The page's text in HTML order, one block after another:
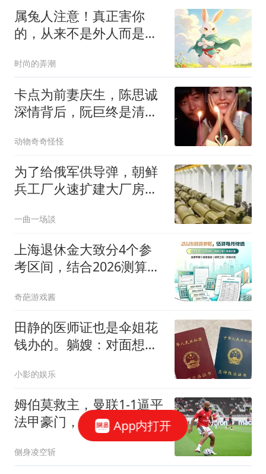
属兔人注意！真正害你
的，从来不是外人而是身
时尚的弄潮
卡点为前妻庆生，陈思诚
深情背后，阮巨终是清醒
动物奇奇怪怪
为了给俄军供导弹，朝鲜
兵工厂火速扩建大厂房，
一曲一场談
上海退休金大致分4个参
考区间，结合2026测算参
奇葩游戏酱
田静的医师证也是伞姐花
钱办的。躺嫂：对面想给
小影的娱乐
姆伯莫救主，曼联1-1逼平
法甲豪门，连续3场保持
侧身凌空斩
App内打开